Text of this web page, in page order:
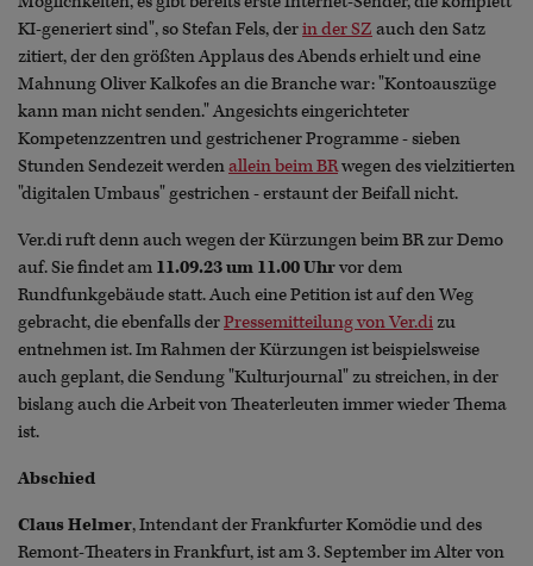
KI-generiert sind", so Stefan Fels, derin der SZ auch den Satz
zitiert, der den größten Applaus des Abends erhielt und eine
Mahnung Oliver Kalkofes an die Branche war: "Kontoauszüge
kann man nicht senden." Angesichts eingerichteter
Kompetenzzentren und gestrichener Programme - sieben
Stunden Sendezeit werdenallein beim BRwegen des vielzitierten
"digitalen Umbaus" gestrichen - erstaunt der Beifall nicht.
Ver.di ruft denn auch wegen der Kürzungen beim BR zur Demo
auf. Sie findet am 11.09.23 um 11.00 Uhrvor dem
Rundfunkgebäude statt. Auch eine Petition ist auf den Weg
gebracht, die ebenfalls derPressemitteilung von Ver.dizu
entnehmen ist. Im Rahmen der Kürzungen ist beispielsweise
auch geplant, die Sendung "Kulturjournal" zu streichen, in der
bislang auch die Arbeit von Theaterleuten immer wieder Thema
ist.
Abschied
Claus Helmer, Intendant der Frankfurter Komödie und des
Remont-Theaters in Frankfurt, ist am 3. September im Alter von